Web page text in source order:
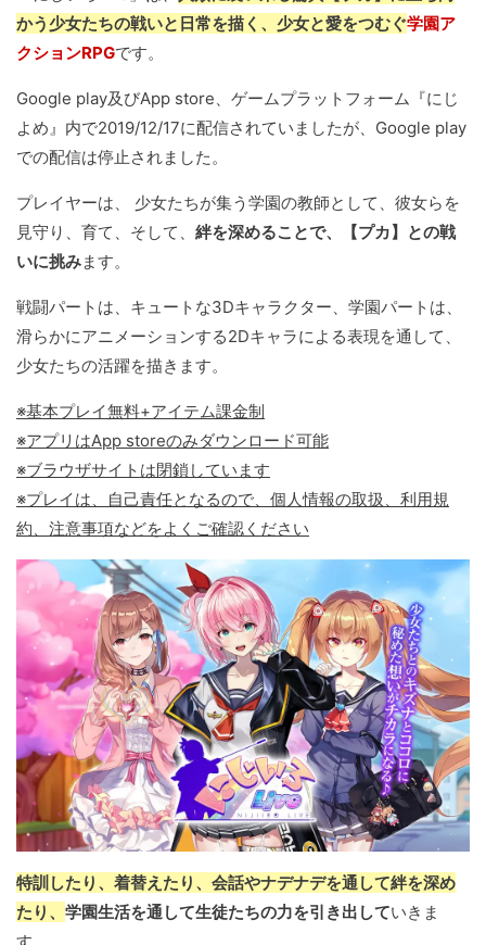
かう少女たちの戦いと日常を描く、少女と愛をつむぐ学園ア
クションRPGです。
Google play及びApp store、ゲームプラットフォーム『にじ
よめ』内で2019/12/17に配信されていましたが、Google play
での配信は停止されました。
プレイヤーは、 少女たちが集う学園の教師として、彼女らを
見守り、育て、そして、 絆を深めることで、【プカ】との戦
いに挑みます。
戦闘パートは、キュートな3Dキャラクター、学園パートは、
滑らかにアニメーションする2Dキャラによる表現を通して、
少女たちの活躍を描きます。
※基本プレイ無料+アイテム課金制
※アプリはApp storeのみダウンロード可能
※ブラウザサイトは閉鎖しています
※プレイは、自己責任となるので、個人情報の取扱、利用規
約、注意事項などをよくご確認ください
特訓したり、着替えたり、会話やナデナデを通して絆を深め
たり、 学園生活を通して生徒たちの力を引き出していきま